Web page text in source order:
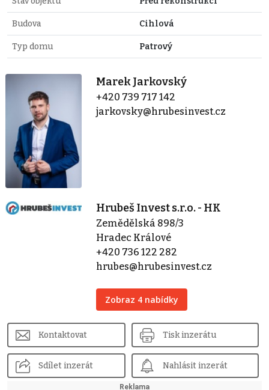
Budova Cihlová
Typ domu Patrový
Marek Jarkovský
+420 739 717 142
jarkovsky@hrubesinvest.cz
Hrubeš Invest s.r.o. - HK
Zemědělská 898/3
Hradec Králové
+420 736 122 282
hrubes@hrubesinvest.cz
Zobraz 4 nabídky
Kontaktovat Tisk inzerátu
Sdílet inzerát Nahlásit inzerát